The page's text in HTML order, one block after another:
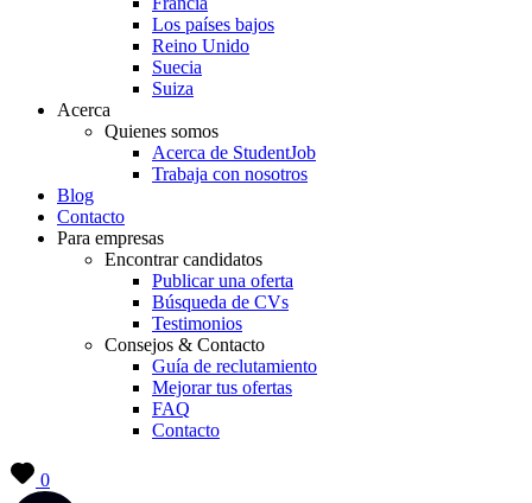
Los países bajos
Reino Unido
Suecia
Suiza
Acerca
Quienes somos
Acerca de StudentJob
Trabaja con nosotros
Blog
Contacto
Para empresas
Encontrar candidatos
Publicar una oferta
Búsqueda de CVs
Testimonios
Consejos & Contacto
Guía de reclutamiento
Mejorar tus ofertas
FAQ
Contacto
0